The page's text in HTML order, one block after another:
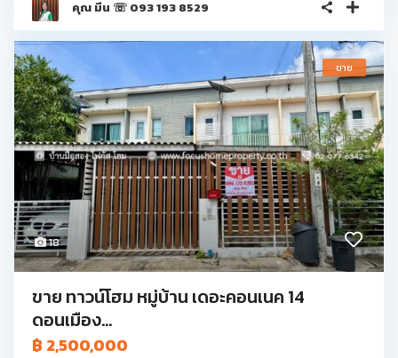
คุณ มีน ☏ 093 193 8529
18
ขาย
ขาย ทาวน์โฮม หมู่บ้าน เดอะคอนเนค 14
ดอนเมือง...
฿ 2,500,000